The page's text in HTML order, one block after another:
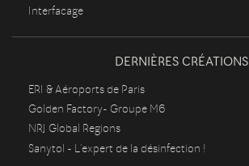
Interfacage
DERNIÈRES CRÉATIONS
ERI & Aéroports de Paris
Golden Factory- Groupe M6
NRJ Global Regions
Sanytol - L'expert de la désinfection !